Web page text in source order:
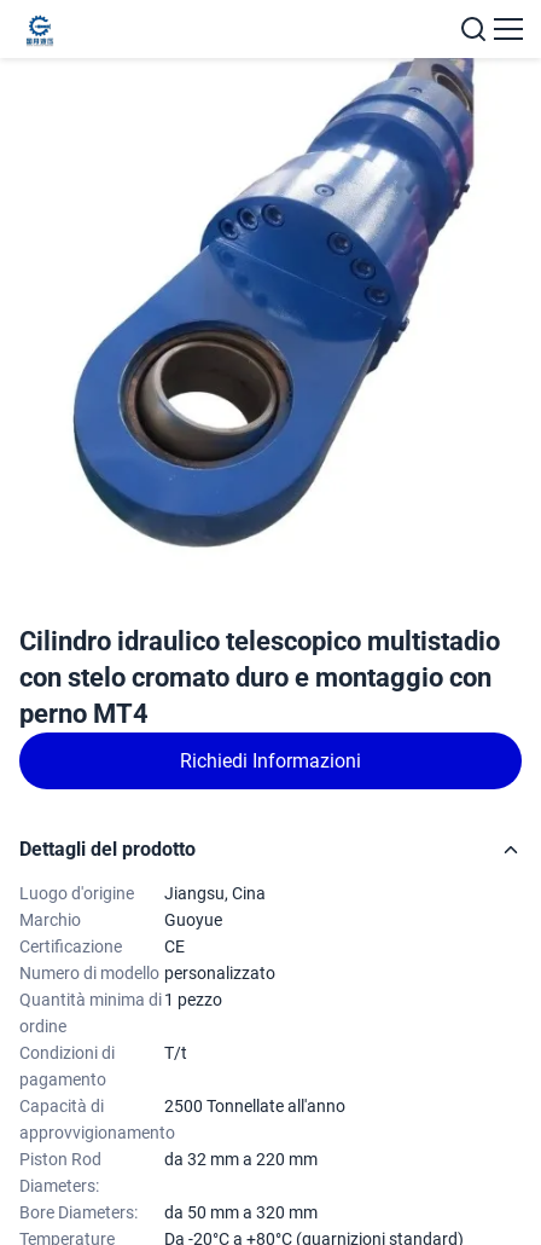
Cilindro idraulico telescopico multistadio
con stelo cromato duro e montaggio con
perno MT4
Richiedi Informazioni
Dettagli del prodotto
Luogo d'origine
Jiangsu, Cina
Marchio
Guoyue
Certificazione
CE
Numero di modello personalizzato
Quantità minima di
ordine
1 pezzo
Condizioni di
pagamento
T/t
Capacità di
approvvigionamento
2500 Tonnellate all'anno
Piston Rod
Diameters:
da 32 mm a 220 mm
Bore Diameters:
da 50 mm a 320 mm
Temperature
Da -20°C a +80°C (guarnizioni standard)